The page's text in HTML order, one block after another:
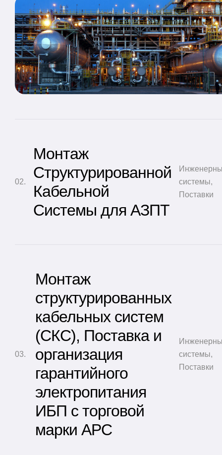
Монтаж
Структурированной
Кабельной
Системы для АЗПТ
системы,
Поставки
Монтаж
структурированных
кабельных систем
(СКС), Поставка и
организация
гарантийного
электропитания
ИБП с торговой
марки АРС
системы,
Поставки